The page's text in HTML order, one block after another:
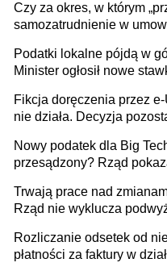
budynków i lokali
prowadzeniem
Czy za okres, w którym
samozatrudnienie w
umowy cywilnoprawnej
racjonalnym wyjściem
Podatki lokalne pójdą w
Minister ogłosił nowe
Fikcja doręczenia przez
nie działa. Decyzja
Nowy podatek dla Big
przesądzony? Rząd
Trwają prace nad
Rząd nie wyklucza
Rozliczanie odsetek od
płatności za faktury w